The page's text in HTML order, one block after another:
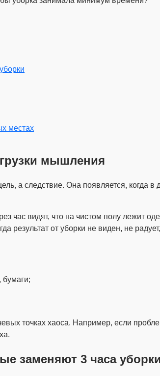
местах
мышления
а следствие. Она появляется, когда в
час видят, что на чистом полу лежит
результат от уборки не виден, не
бумаги;
точках хаоса. Например, если
заменяют 3 часа уборки